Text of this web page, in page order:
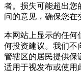
者。损失可能超出您
问的意见，确保您在
本网站上显示的任何
何投资建议。我们不
管辖区的居民提供保
适用于视发布或使用